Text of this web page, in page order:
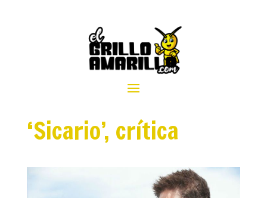
‘Sicario’, crítica